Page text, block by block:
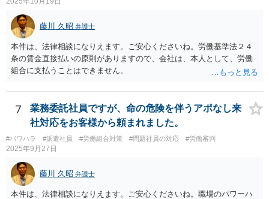
ます。良い解決になりますよう祈念しております。法的責任をきちん
と追及されたい場合には、労働法にかなり詳しく、上記に関係した法
理等にも通じた弁護士等に相談し、法的に正確に分析してもらい、今
後の対応を検討するべきです。
藤川 久昭 弁護士
本件は、法律相談になりえます。ご安心くださいね。労働基準法２４
条の賃金直接払いの原則がありますので、会社は、本人として、労働
組合に支払うことはできません。
7
業務委託社員ですが、命の危険を伴うアポなし来
社対応をお客様から頼まれました。
#パワハラ #派遣社員 #労働組合対策 #問題社員の対応 #労働審判
2025年9月27日
藤川 久昭 弁護士
本件は、法律相談になりえます。ご安心くださいね。職場のパワーハ